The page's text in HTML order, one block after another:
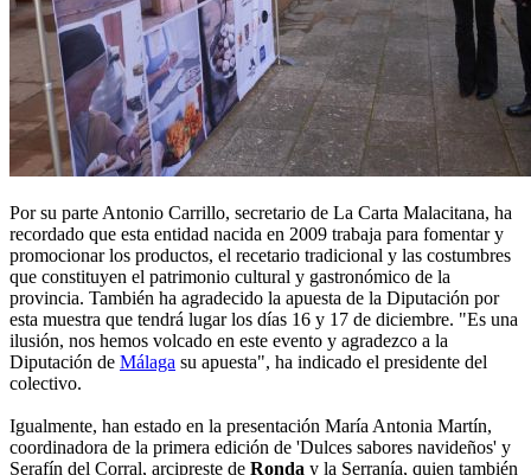
Por su parte Antonio Carrillo, secretario de La Carta Malacitana, ha
recordado que esta entidad nacida en 2009 trabaja para fomentar y
promocionar los productos, el recetario tradicional y las costumbres
que constituyen el patrimonio cultural y gastronómico de la
provincia. También ha agradecido la apuesta de la Diputación por
esta muestra que tendrá lugar los días 16 y 17 de diciembre. "Es una
ilusión, nos hemos volcado en este evento y agradezco a la
Diputación de Málaga su apuesta", ha indicado el presidente del
colectivo.
Igualmente, han estado en la presentación María Antonia Martín,
coordinadora de la primera edición de 'Dulces sabores navideños' y
Serafín del Corral, arcipreste de Ronda y la Serranía, quien también